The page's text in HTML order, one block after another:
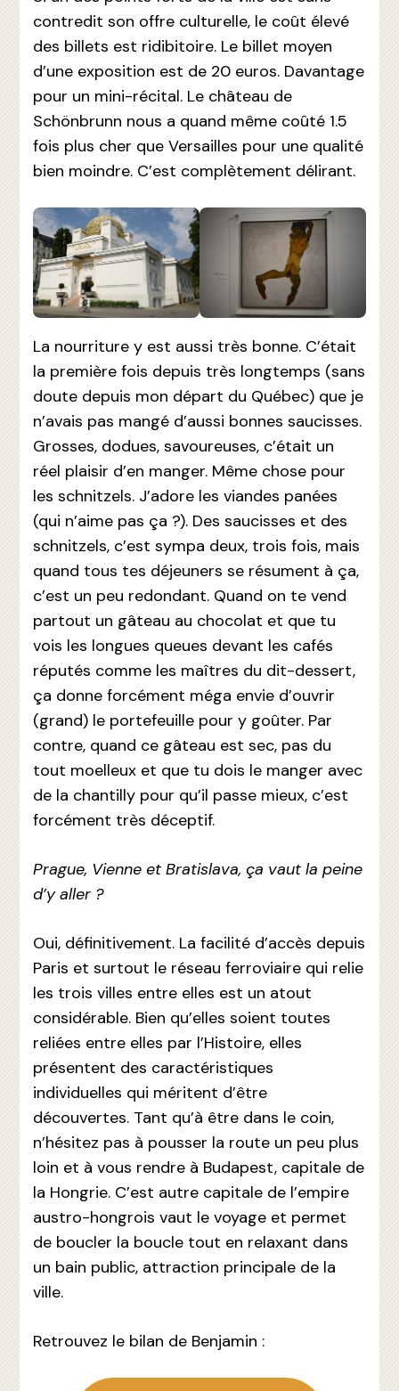
contredit son offre culturelle, le coût élevé
des billets est ridibitoire. Le billet moyen
d’une exposition est de 20 euros. Davantage
pour un mini-récital. Le château de
Schönbrunn nous a quand même coûté 1.5
fois plus cher que Versailles pour une qualité
bien moindre. C’est complètement délirant.
La nourriture y est aussi très bonne. C’était
la première fois depuis très longtemps (sans
doute depuis mon départ du Québec) que je
n’avais pas mangé d’aussi bonnes saucisses.
Grosses, dodues, savoureuses, c’était un
réel plaisir d’en manger. Même chose pour
les schnitzels. J’adore les viandes panées
(qui n’aime pas ça ?). Des saucisses et des
schnitzels, c’est sympa deux, trois fois, mais
quand tous tes déjeuners se résument à ça,
c’est un peu redondant. Quand on te vend
partout un gâteau au chocolat et que tu
vois les longues queues devant les cafés
réputés comme les maîtres du dit-dessert,
ça donne forcément méga envie d’ouvrir
(grand) le portefeuille pour y goûter. Par
contre, quand ce gâteau est sec, pas du
tout moelleux et que tu dois le manger avec
de la chantilly pour qu’il passe mieux, c’est
forcément très déceptif.
Prague, Vienne et Bratislava, ça vaut la peine
d’y aller ?
Oui, définitivement. La facilité d’accès depuis
Paris et surtout le réseau ferroviaire qui relie
les trois villes entre elles est un atout
considérable. Bien qu’elles soient toutes
reliées entre elles par l’Histoire, elles
présentent des caractéristiques
individuelles qui méritent d’être
découvertes. Tant qu’à être dans le coin,
n’hésitez pas à pousser la route un peu plus
loin et à vous rendre à Budapest, capitale de
la Hongrie. C’est autre capitale de l’empire
austro-hongrois vaut le voyage et permet
de boucler la boucle tout en relaxant dans
un bain public, attraction principale de la
ville.
Retrouvez le bilan de Benjamin :